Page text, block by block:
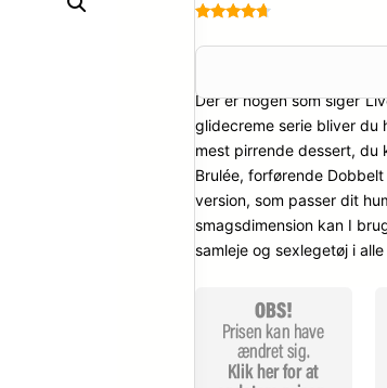
som
baseret
på
kundebedø
mmelser
Der er nogen som
glidecreme serie bliver du
mest pirrende dessert, du
Brulée, forførende
version, som passer dit
smagsdimension kan I
samleje og sexlegetøj i